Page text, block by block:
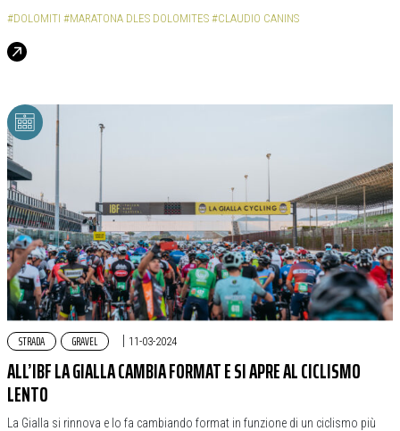
#DOLOMITI #MARATONA DLES DOLOMITES #CLAUDIO CANINS
STRADA GRAVEL | 11-03-2024
ALL’IBF LA GIALLA CAMBIA FORMAT E SI APRE AL CICLISMO
LENTO
La Gialla si rinnova e lo fa cambiando format in funzione di un ciclismo più